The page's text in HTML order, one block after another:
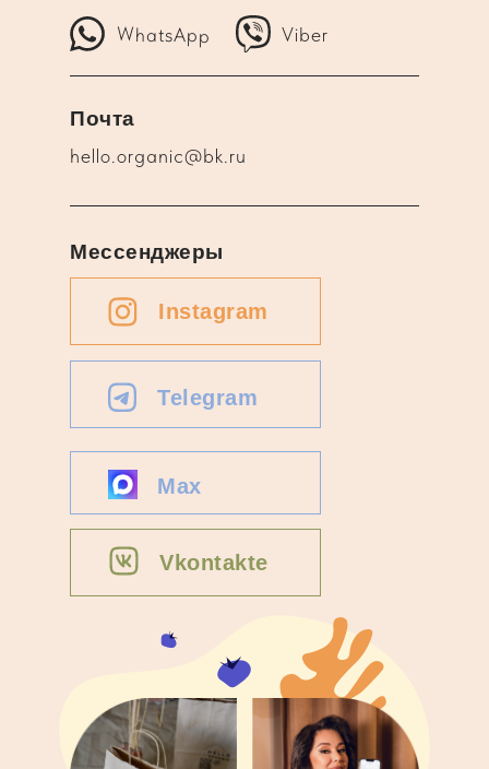
WhatsApp Viber
hello.organic@bk.ru
Почта
Instagram
Telegram
Max
Vkontakte
Мессенджеры